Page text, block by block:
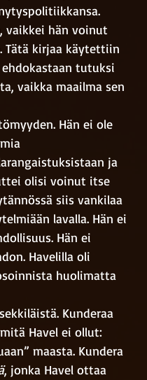
vaikkei hän voinut
Tätä kirjaa käytettiin
tutuksi
vaikka maailma sen
Hän ei ole
ja
olisi voinut itse
siis vankilaa
lavalla. Hän ei
Hän ei
Havelilla oli
huolimatta
Kunderaa
Havel ei ollut:
maasta. Kundera
, jonka Havel ottaa